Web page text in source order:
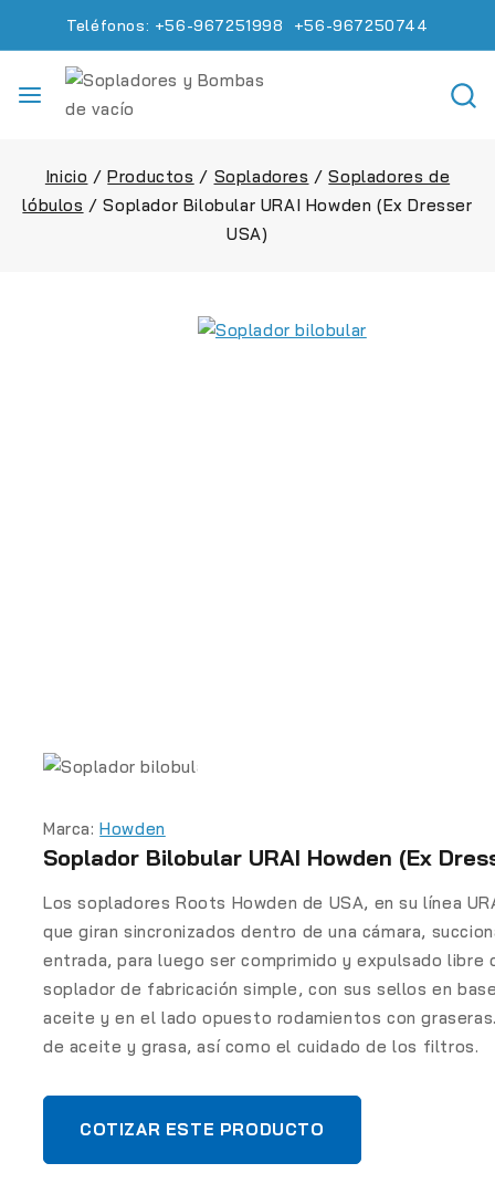
Teléfonos: +56-967251998 +56-967250744
Inicio / Productos / Sopladores / Sopladores de
lóbulos / Soplador Bilobular URAI Howden (Ex Dresser
USA)
Marca:Howden
Soplador Bilobular URAI Howden (Ex
Los sopladores Roots Howden de USA, en su línea
que giran sincronizados dentro de una cámara,
entrada, para luego ser comprimido y expulsado
soplador de fabricación simple, con sus sellos en
aceite y en el lado opuesto rodamientos con
de aceite y grasa, así como el cuidado de los filtros.
COTIZAR ESTE PRODUCTO